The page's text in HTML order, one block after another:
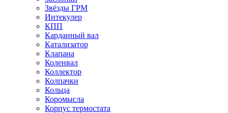
Звёзды ГРМ
Интекулер
КПП
Карданный вал
Катализатор
Клапана
Коленвал
Коллектор
Колпачки
Кольца
Коромысла
Корпус термостата